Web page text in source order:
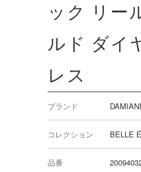
ック リー
ルド ダイ
レス
ブランド
コレクション BELLE
品番